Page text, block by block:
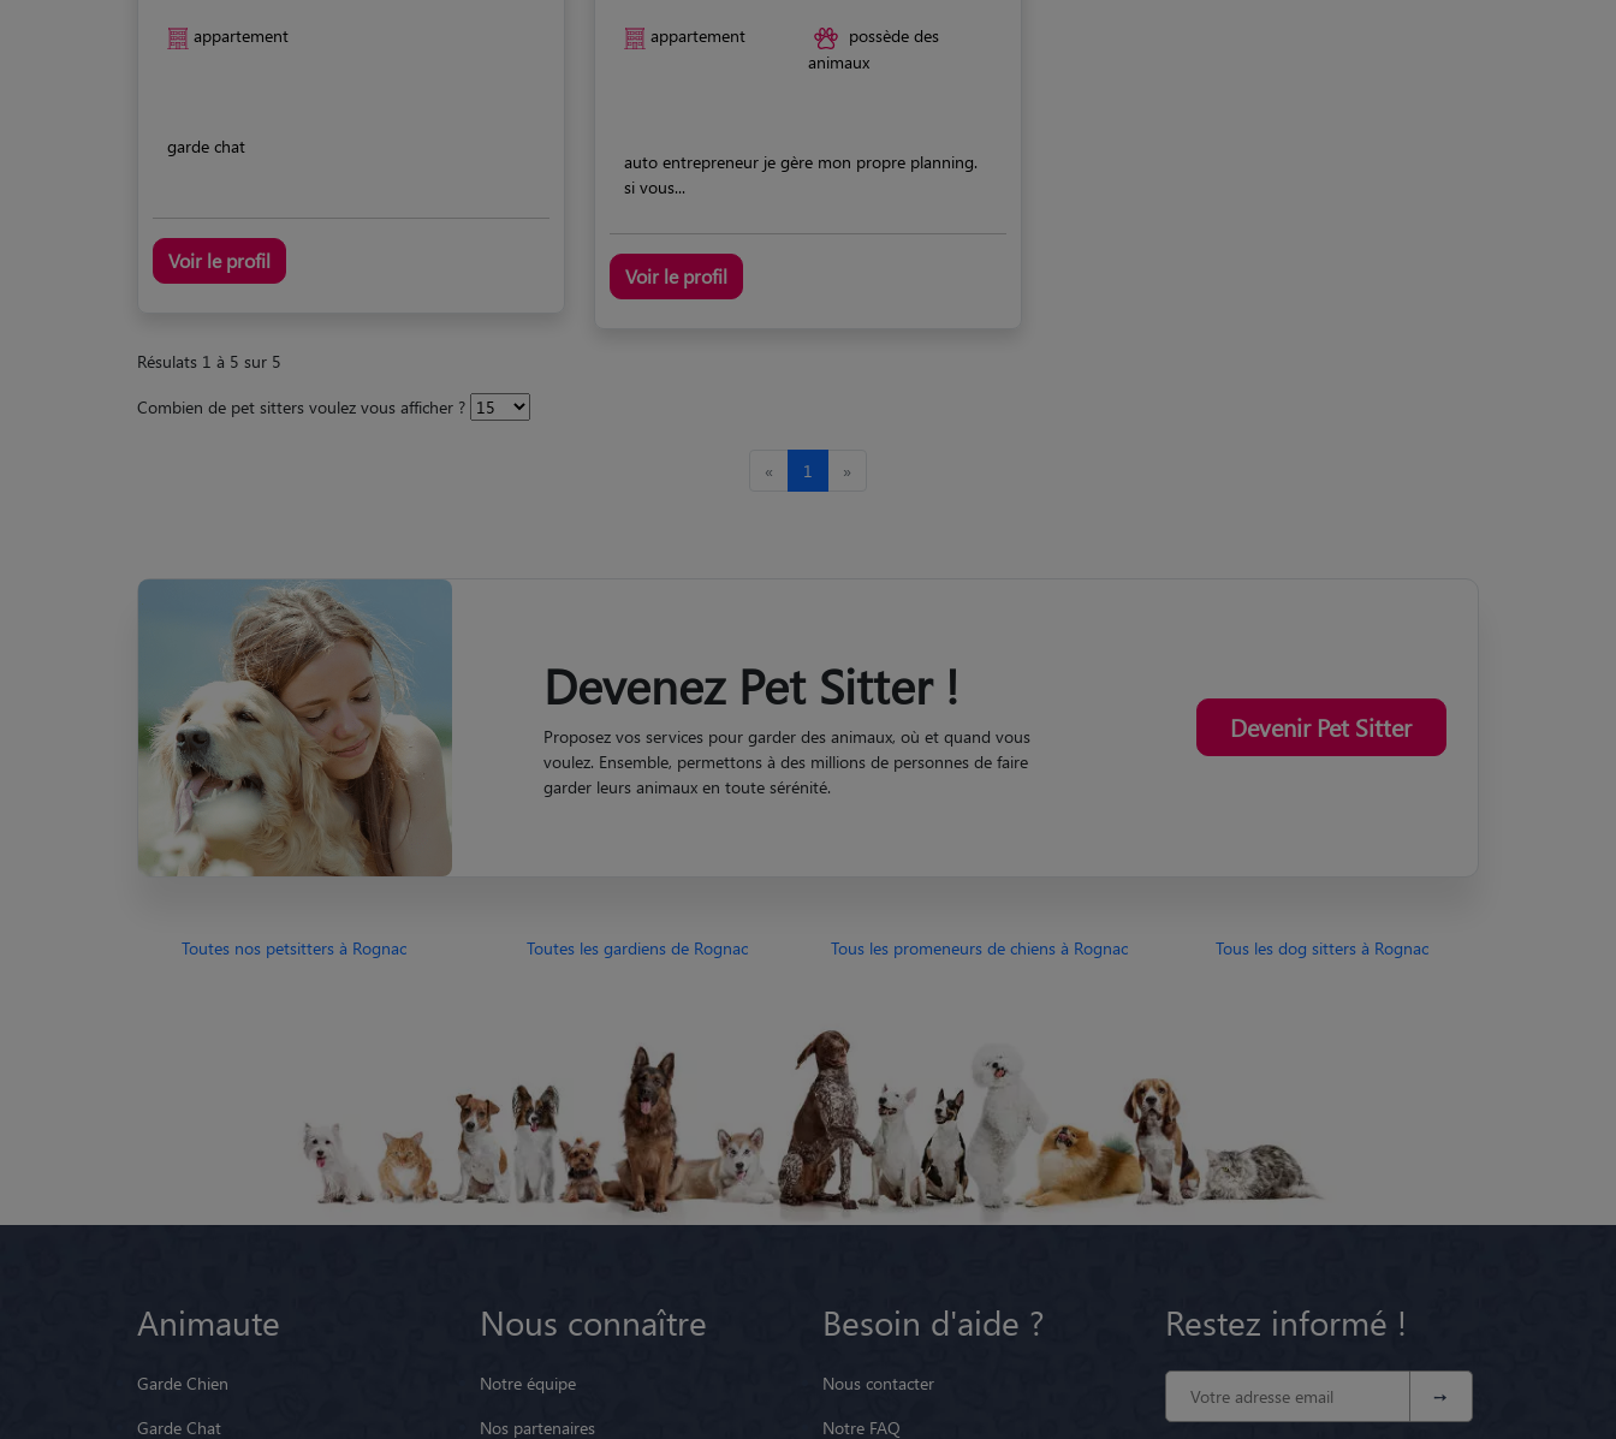
appartement
garde chat
Voir le profil
appartement
possède des
animaux
auto entrepreneur je gère mon propre planning.
si vous...
Voir le profil
Résulats 1 à 5 sur 5
Combien de pet sitters voulez vous afficher ?
« 1 »
Devenez Pet Sitter !
Proposez vos services pour garder des animaux, où et quand vous
voulez. Ensemble, permettons à des millions de personnes de faire
garder leurs animaux en toute sérénité.
Devenir Pet Sitter
Toutes nos petsitters à Rognac Toutes les gardiens de Rognac Tous les promeneurs de chiens à Rognac Tous les dog sitters à Rognac
Animaute
Garde Chien
Garde Chat
Nous connaître
Notre équipe
Nos partenaires
Besoin d'aide ?
Nous contacter
Notre FAQ
Restez informé !